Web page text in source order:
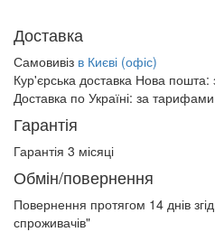
Доставка
Самовивіз в Києві (офіс)
Кур'єрська доставка Нова пошта:
Доставка по Україні: за тарифами
Гарантія
Гарантія 3 місяці
Обмін/повернення
Повернення протягом 14 днів
спроживачів"